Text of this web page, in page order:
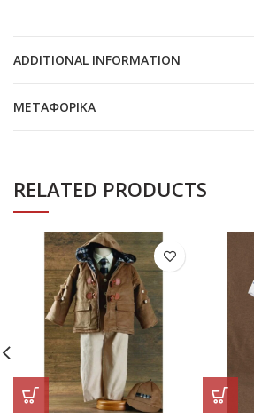
ADDITIONAL INFORMATION
ΜΕΤΑΦΟΡΙΚΆ
RELATED PRODUCTS